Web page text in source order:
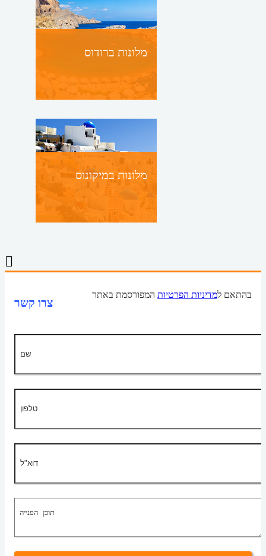
מלונות ברודוס
מלונות במיקונוס
צרו קשר
בהתאם למדיניות הפרטיות המפורסמת באתר